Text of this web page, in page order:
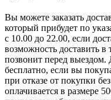
Вы можете заказать
который прибудет по
с 10.00 до 22.00, если
возможность доставить в
позвонит перед выездом.
бесплатно, если вы
при отказе от покупки
оплачивается в размере